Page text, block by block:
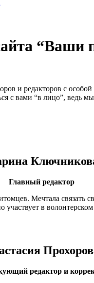
“Ваши
и редакторов с
с вами “в лицо”, ведь
Главный редактор
Мечтала
участвует в
редактор и